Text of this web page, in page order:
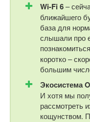
Wi-Fi 6–
ближайшего
база для
слышали про
познакомиться
коротко –
большим
Экосистема
И хотя мы
рассмотреть
кощунством.